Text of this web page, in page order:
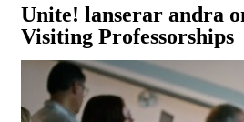
Unite! lanserar andra
Visiting Professorships